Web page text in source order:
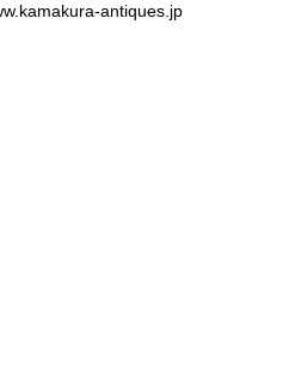
antiques.jp